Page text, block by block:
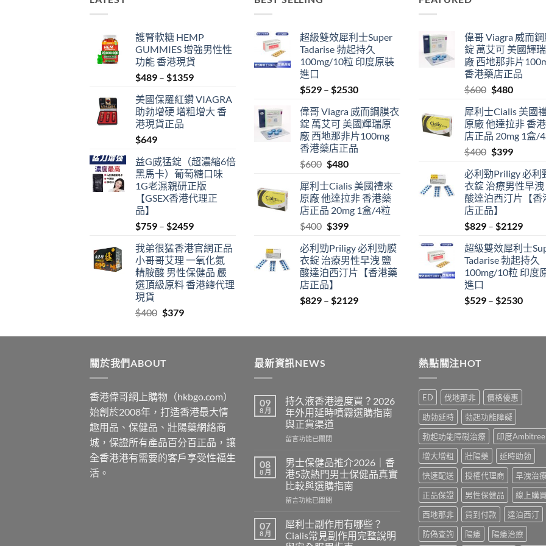
護腎軟糖 HEMP
GUMMIES 增強男性性
功能 香港現貨
$489 – $1359Price
$489
through
美國保羅紅鑽 VIAGRA
助勃增硬 增粗增大 香
港現貨正品
$649
益G威猛錠（超濃縮6倍
黑馬卡）葡萄糖口味
1G老濕親研正版
【GSEX香港代理正
品】
$759 – $2459Price
$759
through
$2459
我弟很猛香港官網正品
小哥哥艾理 一氧化氮
精胺酸 男性保健品 嚴
選頂級原料 香港總代理
現貨
$400 Original
was:
$379Current
is:
超級雙效犀利士Super
Tadarise 勃起持久
100mg/10粒 印度原裝
進口
$529 – $2530Price
$529
through
$2530
偉哥 Viagra 威而鋼膜衣
錠 萬艾可 美國輝瑞原
廠 西地那非片100mg
香港藥店正品
$600 Original
was:
$600.
$480Current
is:
$480.
犀利士Cialis 美國禮來
原廠 他達拉非 香港藥
店正品 20mg 1盒/4粒
$400 Original
was:
$400.
$399Current
is:
$399.
必利勁Priligy 必利勁膜
衣錠 治療男性早洩 鹽
酸達泊西汀片【香港藥
店正品】
$829 – $2129Price
through
偉哥 Viagra 威而
錠 萬艾可 美國輝
廠 西地那非片
香港藥店正品
$600 Original
was:
$600.
$480Current
is:
$480.
犀利士Cialis 美國
原廠 他達拉非 香
店正品 20mg 1盒/
$400 Original
was:
$400.
$399Current
is:
$399.
必利勁Priligy 必利
衣錠 治療男性早洩
酸達泊西汀片【香
店正品】
$829 – $2129Price
$829
超級雙效犀利士
Tadarise 勃起持久
100mg/10粒 印度
進口
$529 – $2530Price
關於我們ABOUT
香港偉哥網上購物（hkbgo.com）
始創於2008年，打造香港最大情
趣用品、保健品、壯陽藥網絡商
城，保證所有產品百分百正品，讓
全香港港有需要的客戶享受性福生
活。
最新資訊NEWS
09
8 月
持久液香港邊度買？2026
年外用延時噴霧選購指南
與正貨渠道
在
久
液
香
港
邊
買？
2026
年
留言功能已關閉
08
8 月
男士保健品推介2026｜香
港5款熱門男士保健品真實
比較與選購指南
在
士
保
健
留言功能已關閉
07
8 月
犀利士副作用有哪些？
Cialis常見副作用完整說明
熱點關注HOT
ED 伐地那非
價格優惠
助勃延時
勃起功能障礙
勃起功能障礙治療
印度Ambitree
增大增粗
壯陽藥
延時助勃
快速配送
授權代理商
早洩治
正品保證
男性保健品
線上購
西地那非
貨到付款
達泊西汀
防偽查詢
陽痿 陽痿治療